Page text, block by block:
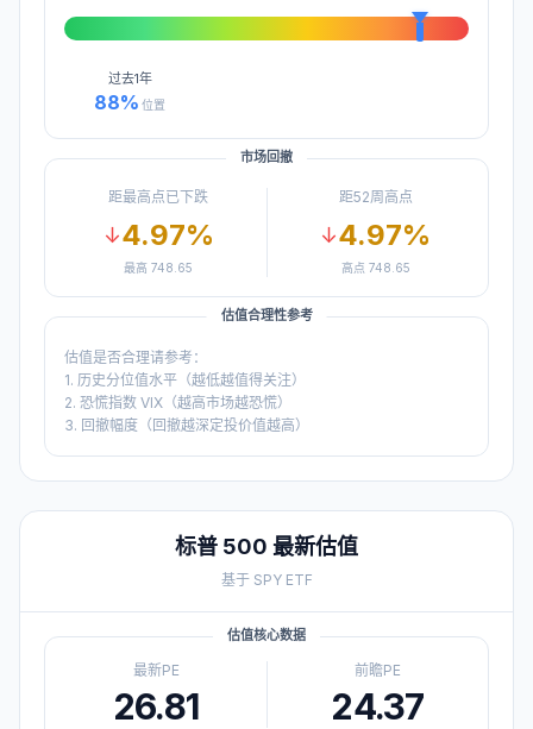
过去1年
88% 位置
市场回撤
距最高点已下跌
↓4.97%
最高 748.65
距52周高点
↓4.97%
高点 748.65
估值合理性参考
估值是否合理请参考：
1. 历史分位值水平（越低越值得关注）
2. 恐慌指数 VIX（越高市场越恐慌）
3. 回撤幅度（回撤越深定投价值越高）
标普 500 最新估值
基于 SPY ETF
估值核心数据
最新PE
26.81
前瞻PE
24.37